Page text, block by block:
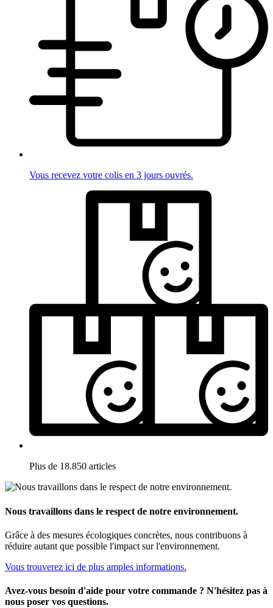
Vous recevez votre colis en 3 jours ouvrés.
Plus de 18.850 articles
Nous travaillons dans le respect de notre environnement.
Grâce à des mesures écologiques concrètes, nous contribuons à
réduire autant que possible l'impact sur l'environnement.
Vous trouverez ici de plus amples informations.
Avez-vous besoin d'aide pour votre commande ? N'hésitez pas à
nous poser vos questions.